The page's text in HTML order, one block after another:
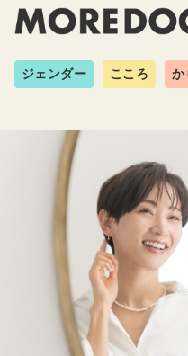
ジェンダー こころ か